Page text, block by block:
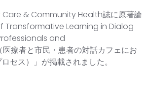
& Community Health誌に原著論
Transformative Learning in Dialog
and
療者と市民・患者の対話カフェにお
セス）」が掲載されました。